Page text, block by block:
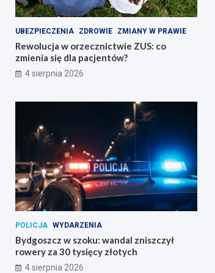
UBEZPIECZENIA ZDROWIE ZMIANY W PRAWIE
Rewolucja w orzecznictwie ZUS: co
zmienia się dla pacjentów?
4 sierpnia 2026
POLICJA WYDARZENIA
Bydgoszcz w szoku: wandal zniszczył
rowery za 30 tysięcy złotych
4 sierpnia 2026